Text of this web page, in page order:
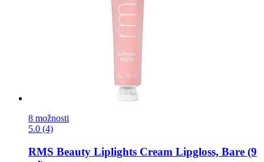
8 možnosti
5.0 (4)
RMS Beauty Liplights Cream Lipgloss, Bare (9